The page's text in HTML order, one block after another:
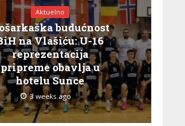
Aktuelno
budućnost
na Vlašiću: U-16
reprezentacija
pripreme obavlja u
hotelu Sunce
3 weeks ago